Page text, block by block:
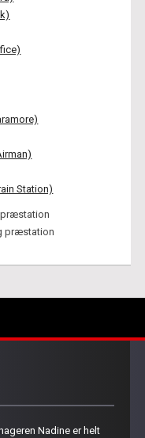
Station)
præstation
Nadine er helt